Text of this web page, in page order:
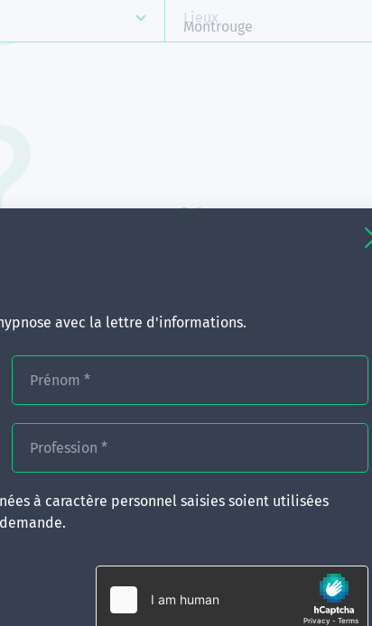
avec la lettre d'informations.
Prénom *
Profession *
à caractère personnel saisies soient utilisées
Lieux
Montrouge
ne correspond à